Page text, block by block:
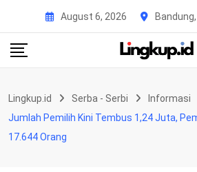
content
August 6, 2026
Lingkup.id Serba - Serbi Informasi
Jumlah Pemilih Kini Tembus 1,24 Juta,
17.644 Orang